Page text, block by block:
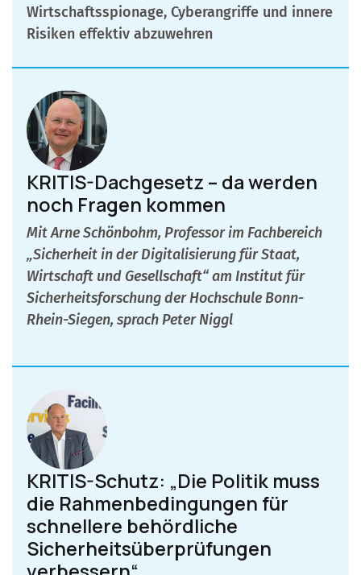
Wirtschaftsspionage, Cyberangriffe und innere
Risiken effektiv abzuwehren
KRITIS-Dachgesetz – da werden
noch Fragen kommen
Mit Arne Schönbohm, Professor im Fachbereich
„Sicherheit in der Digitalisierung für Staat,
Wirtschaft und Gesellschaft“ am Institut für
Sicherheitsforschung der Hochschule Bonn-
Rhein-Siegen, sprach Peter Niggl
KRITIS-Schutz: „Die Politik muss
die Rahmenbedingungen für
schnellere behördliche
Sicherheitsüberprüfungen